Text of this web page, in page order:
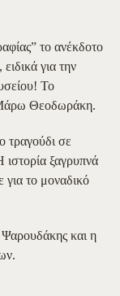
το ανέκδοτο
για την
Το
Μάρω Θεοδωράκη.
τραγούδι σε
ξαγρυπνά
το μοναδικό
και η